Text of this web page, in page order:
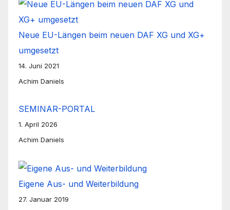
Neue EU-Längen beim neuen DAF XG und XG+
umgesetzt
14. Juni 2021
Achim Daniels
SEMINAR-PORTAL
1. April 2026
Achim Daniels
Eigene Aus- und Weiterbildung
27. Januar 2019